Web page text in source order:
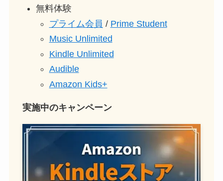
無料体験
プライム会員 / Prime Student
Music Unlimited
Kindle Unlimited
Audible
Amazon Kids+
実施中のキャンペーン